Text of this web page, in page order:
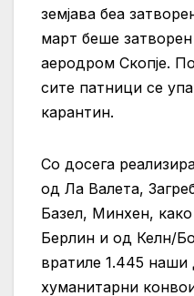
земјава беа
март беше
аеродром Скопје.
сите патници се
карантин.
Со досега
од Ла Валета,
Базел, Минхен,
Берлин и од Келн/
вратиле 1.445 наши
хуманитарни